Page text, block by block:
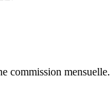
commission mensuelle.